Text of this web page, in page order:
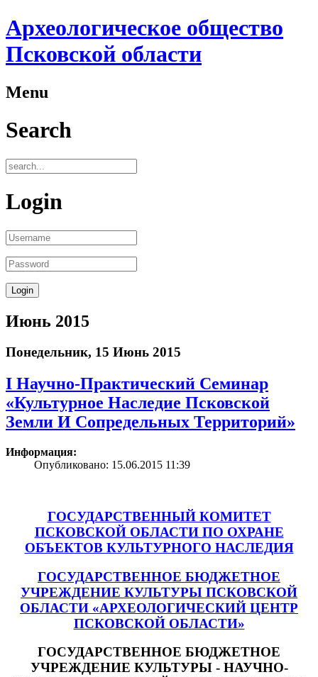
Археологическое общество
Псковской области
Menu
Search
Login
Июнь 2015
Понедельник, 15 Июнь 2015
I Научно-Практический Семинар
«Культурное Наследие Псковской
Земли И Сопредельных Территорий»
Информация:
Опубликовано: 15.06.2015 11:39
ГОСУДАРСТВЕННЫЙ КОМИТЕТ
ПСКОВСКОЙ ОБЛАСТИ ПО ОХРАНЕ
ОБЪЕКТОВ КУЛЬТУРНОГО НАСЛЕДИЯ
ГОСУДАРСТВЕННОЕ БЮДЖЕТНОЕ
УЧРЕЖДЕНИЕ КУЛЬТУРЫ ПСКОВСКОЙ
ОБЛАСТИ «АРХЕОЛОГИЧЕСКИЙ ЦЕНТР
ПСКОВСКОЙ ОБЛАСТИ»
ГОСУДАРСТВЕННОЕ БЮДЖЕТНОЕ
УЧРЕЖДЕНИЕ КУЛЬТУРЫ - НАУЧНО-